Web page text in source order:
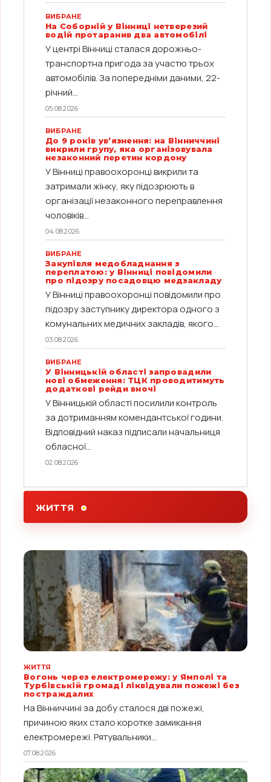
ВИБРАНЕ
На Соборній у Вінниці нетверезий
водій протаранив два автомобілі
У центрі Вінниці сталася дорожньо-
транспортна пригода за участю трьох
автомобілів. За попередніми даними, 22-
річний...
05.08.2026
ВИБРАНЕ
До 9 років ув’язнення: на Вінниччині
викрили групу, яка організовувала
незаконний перетин кордону
У Вінниці правоохоронці викрили та
затримали жінку, яку підозрюють в
організації незаконного переправлення
чоловіків...
04.08.2026
ВИБРАНЕ
Закупівля медобладнання з
переплатою: у Вінниці повідомили
про підозру посадовцю медзакладу
У Вінниці правоохоронці повідомили про
підозру заступнику директора одного з
комунальних медичних закладів, якого...
03.08.2026
ВИБРАНЕ
У Вінницькій області запровадили
нові обмеження: ТЦК проводитимуть
додаткові рейди вночі
У Вінницькій області посилили контроль
за дотриманням комендантської години.
Відповідний наказ підписали начальниця
обласної...
02.08.2026
ЖИТТЯ
ЖИТТЯ
Вогонь через електромережу: у Ямполі та
Турбівській громаді ліквідували пожежі без
постраждалих
На Вінниччині за добу сталося дві пожежі,
причиною яких стало коротке замикання
електромережі. Рятувальники...
07.08.2026